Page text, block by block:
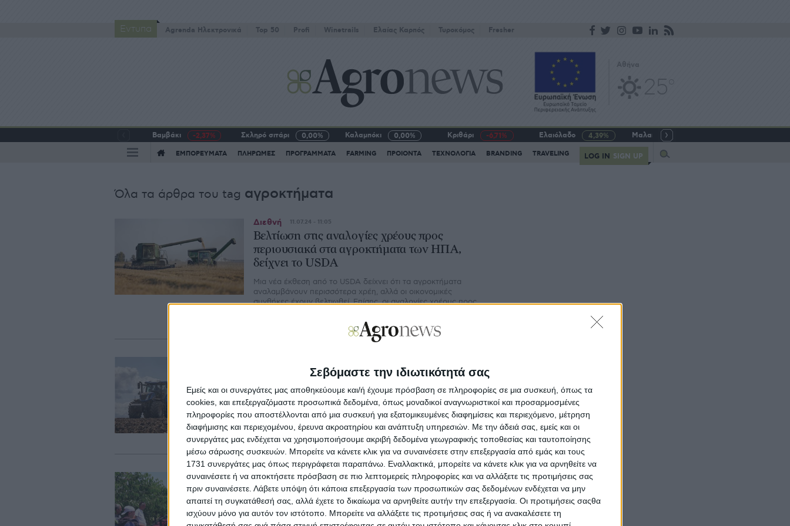
Σεβόμαστε την ιδιωτικότητά σας
Εμείς και οι συνεργάτες μας αποθηκεύουμε και/ή έχουμε πρόσβαση σε πληροφορίες σε μια συσκευή, όπως τα
cookies, και επεξεργαζόμαστε προσωπικά δεδομένα, όπως μοναδικοί αναγνωριστικοί και προσαρμοσμένες
πληροφορίες που αποστέλλονται από μια συσκευή για εξατομικευμένες διαφημίσεις και περιεχόμενο, μέτρηση
διαφήμισης και περιεχομένου, έρευνα ακροατηρίου και ανάπτυξη υπηρεσιών. Με την άδειά σας, εμείς και οι
συνεργάτες μας ενδέχεται να χρησιμοποιήσουμε ακριβή δεδομένα γεωγραφικής τοποθεσίας και ταυτοποίησης
μέσω σάρωσης συσκευών. Μπορείτε να κάνετε κλικ για να συναινέσετε στην επεξεργασία από εμάς και τους
1731 συνεργάτες μας όπως περιγράφεται παραπάνω. Εναλλακτικά, μπορείτε να κάνετε κλικ για να αρνηθείτε να
συναινέσετε ή να αποκτήσετε πρόσβαση σε πιο λεπτομερείς πληροφορίες και να αλλάξετε τις προτιμήσεις σας
πριν συναινέσετε. Λάβετε υπόψη ότι κάποια επεξεργασία των προσωπικών σας δεδομένων ενδέχεται να μην
απαιτεί τη συγκατάθεσή σας, αλλά έχετε το δικαίωμα να αρνηθείτε αυτήν την επεξεργασία. Οι προτιμήσεις σαςθα
ισχύουν μόνο για αυτόν τον ιστότοπο. Μπορείτε να αλλάξετε τις προτιμήσεις σας ή να ανακαλέσετε τη
Έντυπα Agrenda Ηλεκτρονικά Top 50 Profi Winetrails Eλαίας Καρπός Τυροκόμος Fresher
Βαμβάκι -2,37% Σκληρό σιτάρι 0,00% Καλαμπόκι 0,00% Κριθάρι -6,71% Ελαιόλαδο 4,39% Μαλακό σιτάρι
ΕΜΠΟΡΕΥΜΑΤΑ ΠΛΗΡΩΜΕΣ ΠΡΟΓΡΑΜΜΑΤΑ FARMING ΠΡΟΙΟΝΤΑ ΤΕΧΝΟΛΟΓΙΑ BRANDING TRAVELING LOG IN SIGN UP
Όλα τα άρθρα του tag αγροκτήματα
Διεθνή 11.07.24 - 11:05
Βελτίωση στις αναλογίες χρέους προς
περιουσιακά στα αγροκτήματα των ΗΠΑ,
δείχνει το USDA
Μια νέα έκθεση από το USDA δείχνει ότι τα αγροκτήματα
αναλαμβάνουν περισσότερα χρέη, αλλά οι οικονομικές
συνθήκες έχουν βελτιωθεί. Επίσης, οι αναλογίες χρέους προς
ηλικιακών ομάδων και τύπου αγροκτήματος.
Σε αγροκτήματα με κλήση μεγαλύτερη από
15% οι περιορισμοί σε όργωμα
Στις απαιτήσεις αιρεσιμότητας δηλαδή τις υποχρεώσεις
αγροτών για τη λήψη όλων των επιδοτήσεων της ΚΑΠ, υπάρχει
και ένας όρος που θέτει προϋποθέσεις για την όργωση του
χωραφιού.
Θεσμικά 10.07.20 - 08:46
Τη µισή δουλειά από αυτή που χρειάζεται
κάνει η λύση αγρεργατών
Η απουσία κάποιων αποσαφηνίσεων για τις διευκολύνσεις που